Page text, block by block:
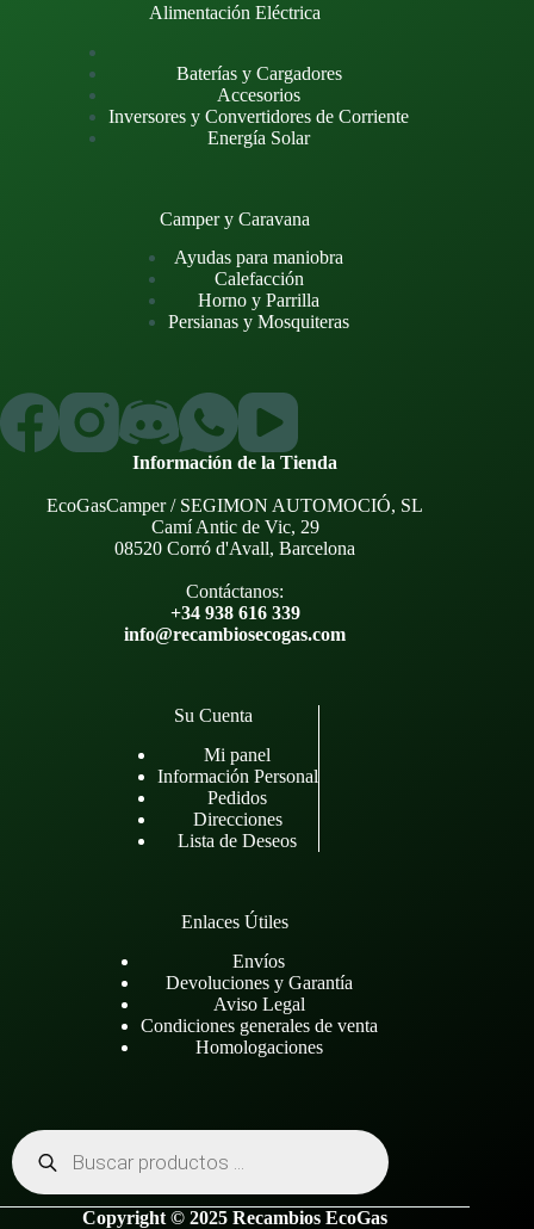
Alimentación Eléctrica
Baterías y Cargadores
Accesorios
Inversores y Convertidores de Corriente
Energía Solar
Camper y Caravana
Ayudas para maniobra
Calefacción
Horno y Parrilla
Persianas y Mosquiteras
Información de la Tienda
EcoGasCamper / SEGIMON AUTOMOCIÓ, SL
Camí Antic de Vic, 29
08520 Corró d'Avall, Barcelona
Contáctanos:
+34 938 616 339
info@recambiosecogas.com
Su Cuenta
Mi panel
Información Personal
Pedidos
Direcciones
Lista de Deseos
Enlaces Útiles
Envíos
Devoluciones y Garantía
Aviso Legal
Condiciones generales de venta
Homologaciones
Búsqueda
de
productos
Copyright © 2025 Recambios EcoGas